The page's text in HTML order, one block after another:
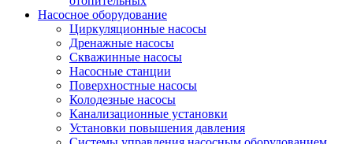
Насосное оборудование
Циркуляционные насосы
Дренажные насосы
Скважинные насосы
Насосные станции
Поверхностные насосы
Колодезные насосы
Канализационные установки
Установки повышения давления